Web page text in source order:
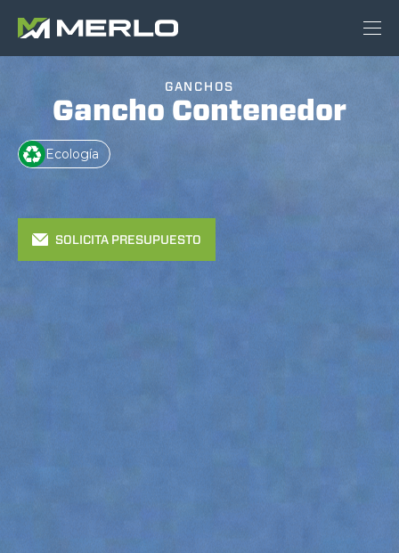
GANCHOS
Gancho Contenedor
Ecología
SOLICITA PRESUPUESTO